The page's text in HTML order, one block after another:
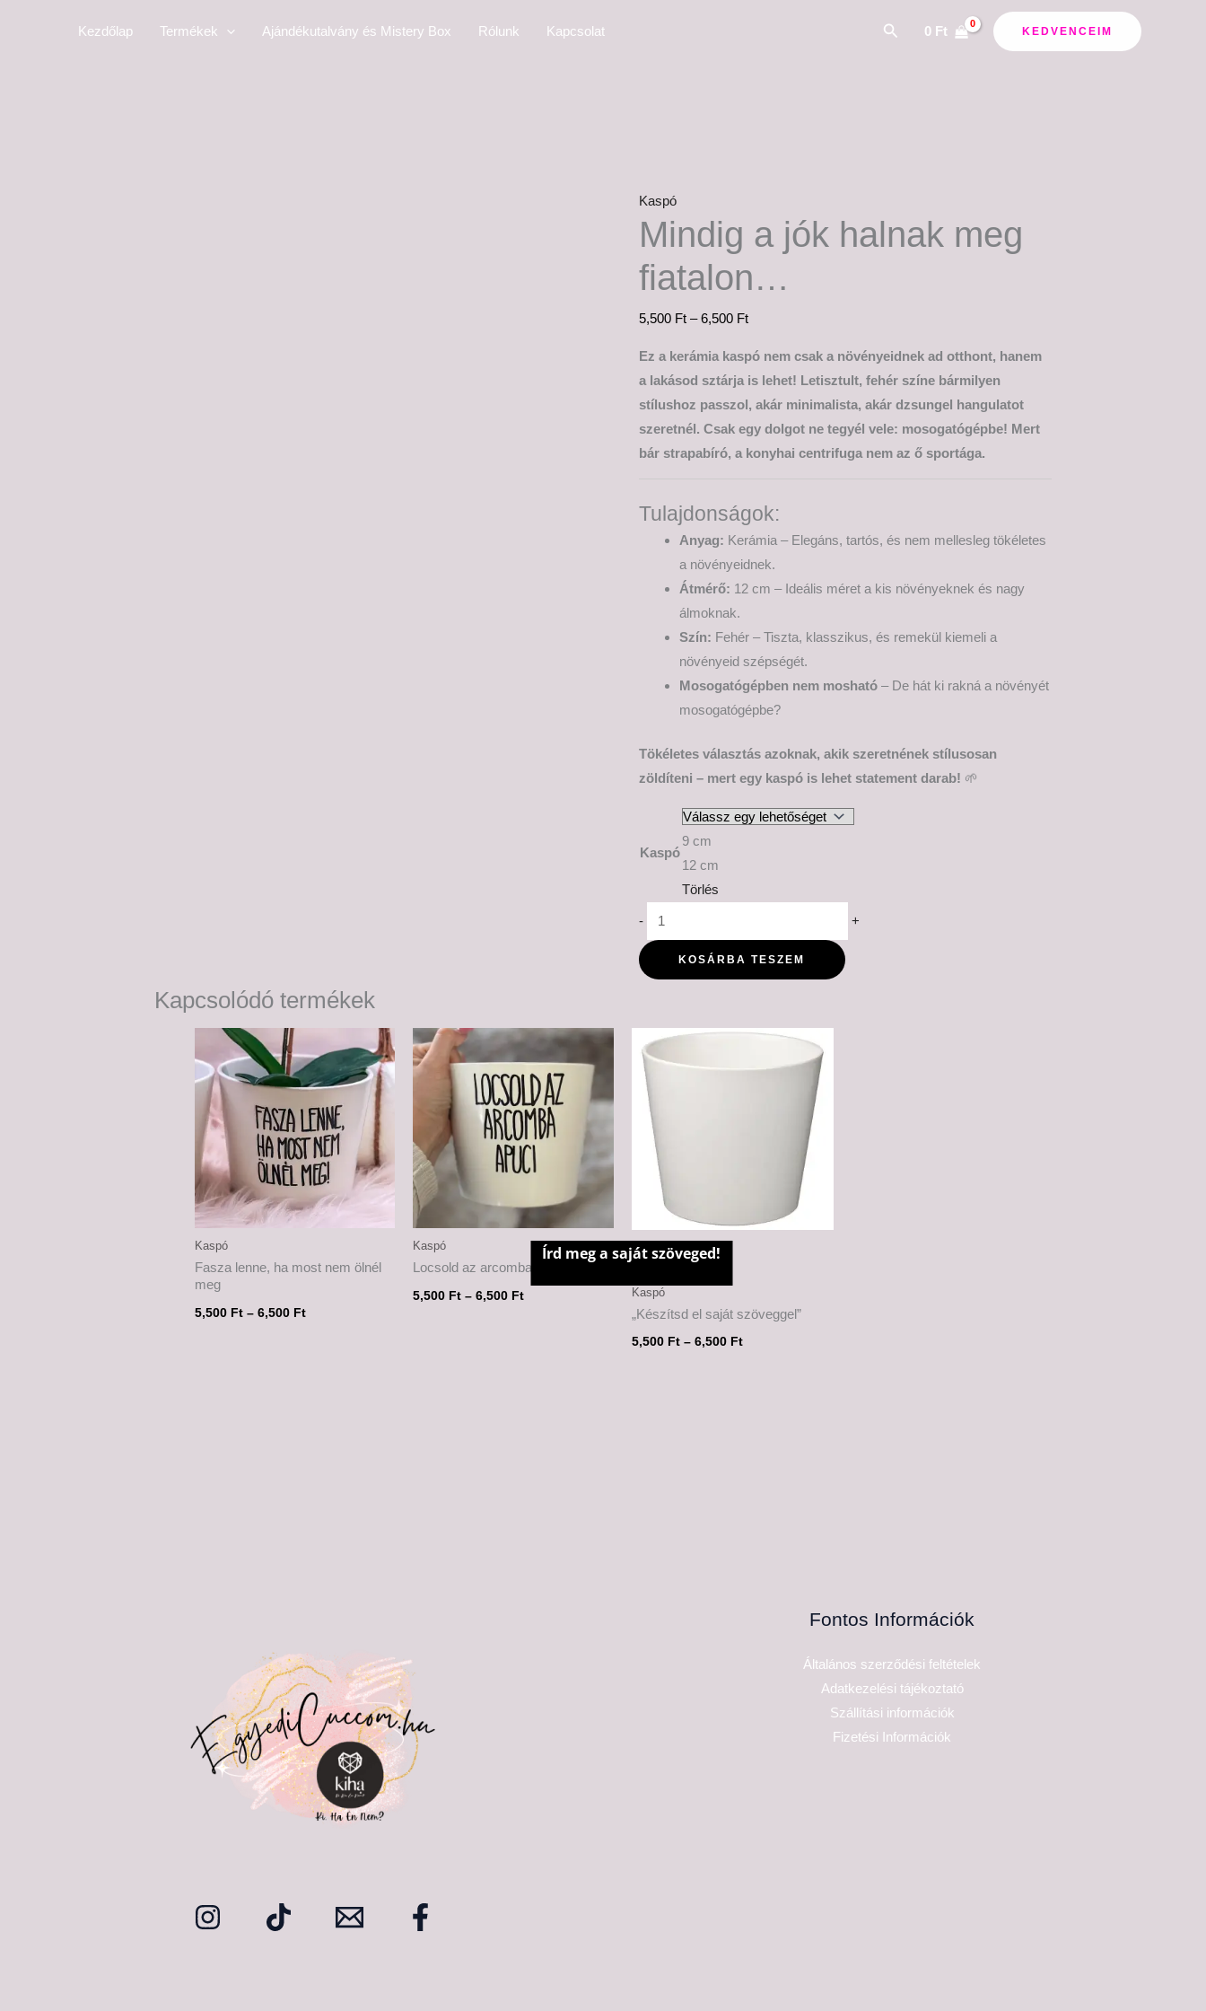
Kezdőlap Termékek Ajándékutalvány és Mistery Box Rólunk Kapcsolat Search
0 Ft KEDVENCEIM
Kaspó
Mindig a jók halnak meg
fiatalon…
5,500 Ft – 6,500 Ft
Ez a kerámia kaspó nem csak a növényeidnek ad otthont, hanem
a lakásod sztárja is lehet! Letisztult, fehér színe bármilyen
stílushoz passzol, akár minimalista, akár dzsungel hangulatot
szeretnél. Csak egy dolgot ne tegyél vele: mosogatógépbe! Mert
bár strapabíró, a konyhai centrifuga nem az ő sportága.
Tulajdonságok:
Anyag: Kerámia – Elegáns, tartós, és nem mellesleg tökéletes
a növényeidnek.
Átmérő: 12 cm – Ideális méret a kis növényeknek és nagy
álmoknak.
Szín: Fehér – Tiszta, klasszikus, és remekül kiemeli a
növényeid szépségét.
Mosogatógépben nem mosható – De hát ki rakná a növényét
mosogatógépbe?
Tökéletes választás azoknak, akik szeretnének stílusosan
zöldíteni – mert egy kaspó is lehet statement darab! 🌱
Kaspó
9 cm
12 cm
Törlés
- +
KOSÁRBA TESZEM
Kapcsolódó termékek
Kaspó
Fasza lenne, ha most nem ölnél
meg
5,500 Ft – 6,500 Ft
-
6,500 Ft
Kaspó
Locsold az arcomba apuci
5,500 Ft – 6,500 Ft
5,500 Ft
6,500 Ft
Írd meg a saját szöveged!
Kaspó
„Készítsd el saját szöveggel”
5,500 Ft – 6,500 Ft
5,500 Ft
6,500 Ft
Fontos Információk
Általános szerződési feltételek
Adatkezelési tájékoztató
Szállítási információk
Fizetési Információk